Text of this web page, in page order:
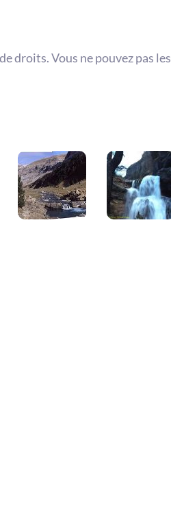
droits. Vous ne pouvez pas les